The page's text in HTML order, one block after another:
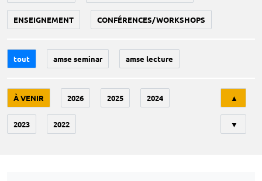
ENSEIGNEMENT CONFÉRENCES/WORKSHOPS
tout amse seminar amse lecture
À VENIR 2026 2025 2024
2023 2022
▲
▼